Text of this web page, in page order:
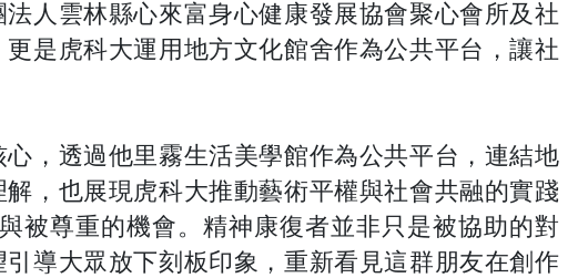
人雲林縣心來富身心健康發展協會聚心會所及社
是虎科大運用地方文化館舍作為公共平台，讓社
，透過他里霧生活美學館作為公共平台，連結地
，也展現虎科大推動藝術平權與社會共融的實踐
被尊重的機會。精神康復者並非只是被協助的對
導大眾放下刻板印象，重新看見這群朋友在創作